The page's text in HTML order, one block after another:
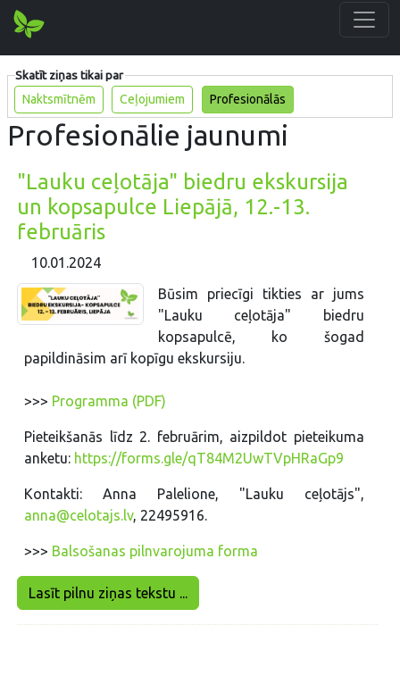
Skatīt ziņas tikai par
Naktsmītnēm
Ceļojumiem Profesionālās
Profesionālie jaunumi
"Lauku ceļotāja" biedru ekskursija
un kopsapulce Liepājā, 12.-13.
februāris
10.01.2024
Būsim priecīgi tikties ar jums
"Lauku ceļotāja" biedru
kopsapulcē, ko šogad
papildināsim arī kopīgu ekskursiju.
>>> Programma (PDF)
Pieteikšanās līdz 2. februārim, aizpildot pieteikuma
anketu: https://forms.gle/qT84M2UwTVpHRaGp9
Kontakti: Anna Palelione, "Lauku ceļotājs",
anna@celotajs.lv, 22495916.
>>> Balsošanas pilnvarojuma forma
Lasīt pilnu ziņas tekstu ...